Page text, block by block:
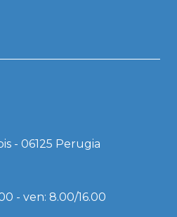
- 06125 Perugia
- ven: 8.00/16.00